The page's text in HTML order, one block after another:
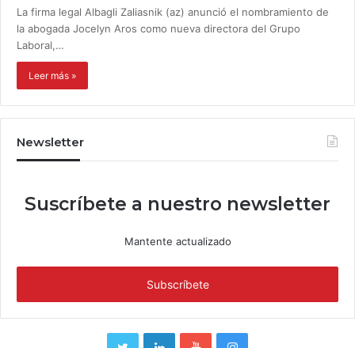
La firma legal Albagli Zaliasnik (az) anunció el nombramiento de
la abogada Jocelyn Aros como nueva directora del Grupo
Laboral,…
Leer más »
Newsletter
Suscríbete a nuestro newsletter
Mantente actualizado